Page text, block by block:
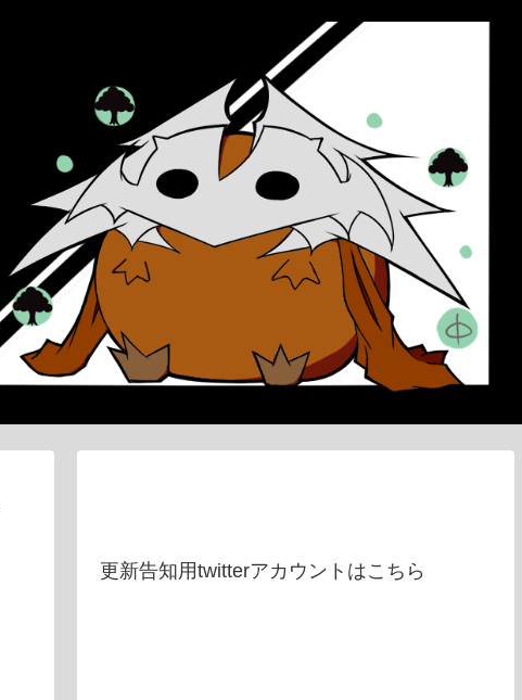
更新告知用twitterアカウントはこちら